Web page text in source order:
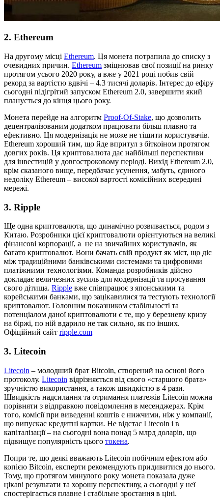
2. Ethereum
На другому місці Ethereum. Ця монета потрапила до списку з
очевидних причин. Ethereum зміцнював свої позиції на ринку
протягом усього 2020 року, а вже у 2021 році побив свій
рекорд за вартістю вдвічі – 4.3 тисячі доларів. Інтерес до ефіру
сьогодні підігрітий запуском Ethereum 2.0, завершити який
планується до кінця цього року.
Монета перейде на алгоритм Proof-Of-Stake, що дозволить
децентралізованим додатком працювати більш плавно та
ефективно. Ця модернізація не може не тішити користувачів.
Ethereum хороший тим, що йде впритул з біткоіном протягом
довгих років. Ця криптовалюта дає найбільші перспективи
для інвестицій у довгостроковому періоді. Вихід Ethereum 2.0,
крім сказаного вище, передбачає усунення, мабуть, єдиного
недоліку Ethereum – високої вартості комісійних всередині
мережі.
3. Ripple
Ще одна криптовалюта, що динамічно розвивається, родом з
Китаю. Розробники цієї криптовалюти орієнтуються на великі
фінансові корпорації, а не на звичайних користувачів, як
багато криптовалют. Вони бачать свій продукт як міст, що діє
між традиційними банківськими системами та цифровими
платіжними технологіями. Команда розробників дійсно
докладає величезних зусиль для модернізації та просування
свого дітища. Ripple вже співпрацює з японськими та
корейськими банками, що зацікавилися та тестують технології
криптовалют. Головним показником стабільності та
потенціалом даної криптовалюти є те, що у березневу кризу
на біржі, по ній вдарило не так сильно, як по інших.
Офіційний сайт ripple.com
3. Litecoin
Litecoin – молодший брат Bitcoin, створений на основі його
протоколу. Litecoin відрізняється від свого «старшого брата»
зручністю використання, а також швидкістю в 4 рази.
Швидкість надсилання та отримання платежів Litecoin можна
порівняти з відправкою повідомлення в месенджерах. Крім
того, комісії при виведенні коштів є нижчими, ніж у компанії,
що випускає кредитні картки. Не відстає Litecoin і в
капіталізації – на сьогодні вона понад 5 млрд доларів, що
підвищує популярність цього токена.
Попри те, що деякі вважають Litecoin побічним ефектом або
копією Bitcoin, експерти рекомендують придивитися до нього.
Тому, що протягом минулого року монета показала дуже
цікаві результати та хорошу перспективу, а сьогодні у неї
спостерігається плавне і стабільне зростання в ціні.